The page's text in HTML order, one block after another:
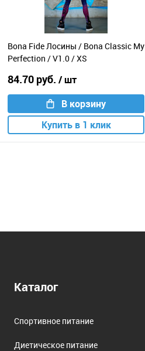
Bona Fide Лосины / Bona Classic My
Perfection / V1.0 / XS
84.70 руб. / шт
В корзину
Купить в 1 клик
Каталог
Спортивное питание
Диетическое питание